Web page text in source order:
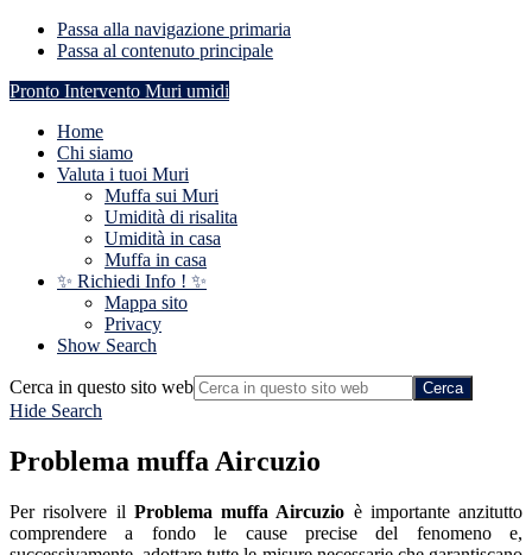
Passa alla navigazione primaria
Passa al contenuto principale
Pronto Intervento Muri umidi
Home
Chi siamo
Valuta i tuoi Muri
Muffa sui Muri
Umidità di risalita
Umidità in casa
Muffa in casa
✨ Richiedi Info ! ✨
Mappa sito
Privacy
Show Search
Cerca in questo sito web
Hide Search
Problema muffa Aircuzio
Per risolvere il Problema muffa Aircuzio è importante anzitutto
comprendere a fondo le cause precise del fenomeno e,